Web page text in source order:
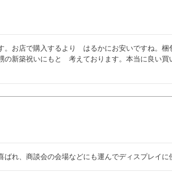
お店で購入するより　はるかにお安いですね。
新築祝いにもと　考えております。本当に良い
れ、商談会の会場などにも運んでディスプレイに